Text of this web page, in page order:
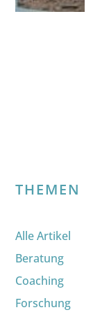
THEMEN
Alle Artikel
Beratung
Coaching
Forschung